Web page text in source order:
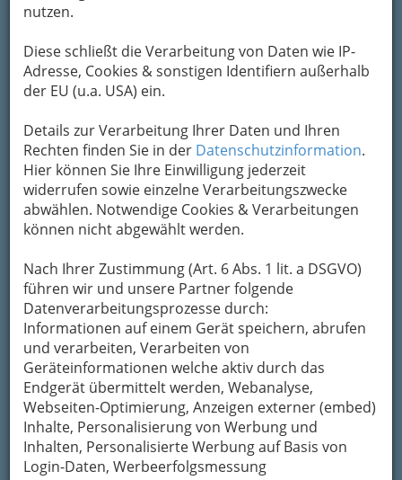
nutzen.
Diese schließt die Verarbeitung von Daten wie IP-
Adresse, Cookies & sonstigen Identifiern außerhalb
der EU (u.a. USA) ein.
Details zur Verarbeitung Ihrer Daten und Ihren
Rechten finden Sie in der Datenschutzinformation.
Hier können Sie Ihre Einwilligung jederzeit
widerrufen sowie einzelne Verarbeitungszwecke
abwählen. Notwendige Cookies & Verarbeitungen
können nicht abgewählt werden.
Nach Ihrer Zustimmung (Art. 6 Abs. 1 lit. a DSGVO)
führen wir und unsere Partner folgende
Datenverarbeitungsprozesse durch:
Informationen auf einem Gerät speichern, abrufen
und verarbeiten, Verarbeiten von
Geräteinformationen welche aktiv durch das
Endgerät übermittelt werden, Webanalyse,
Webseiten-Optimierung, Anzeigen externer (embed)
Inhalte, Personalisierung von Werbung und
Inhalten, Personalisierte Werbung auf Basis von
Login-Daten, Werbeerfolgsmessung
die Begabtenförderung ein. Diese beginnt schon
Projekte veranstaltet, welche die Interessen der
Schüler wecken sollen. In der Oberstufe kommt
ein breites Spektrum an Individualförderungen
ihre Förderungen von einem Tag bis zu 2
Wochen verwenden und schließen diese mit
einem ausführlichen Bericht ab. Außerdem
finden sich auf der Site verschiedenste Links zu
den schulischen Aktivitäten.
Karte
Adresse mit Google Maps anschauen
Kontaktaufnahme
Um die Info-Graz Firmenvor Spam-Mails zu
bewahren, verwenden wir an dieser Stelle zur
Übermittlung Ihrer Nachricht ein sicheres
Formular. Ihre Nachricht wird nach dem